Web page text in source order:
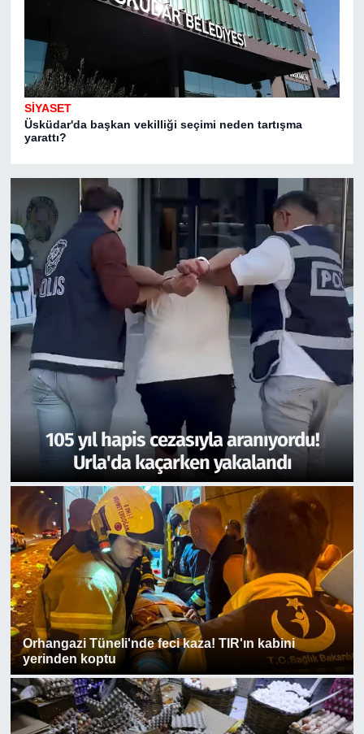
SİYASET
Üsküdar'da başkan vekilliği seçimi neden tartışma
yarattı?
105 yıl hapis cezasıyla aranıyordu!
Urla'da kaçarken yakalandı
Orhangazi Tüneli'nde feci kaza! TIR'ın kabini
yerinden koptu